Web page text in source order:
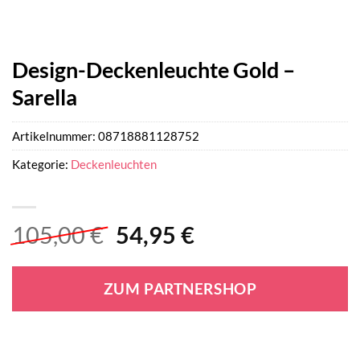
Design-Deckenleuchte Gold –
Sarella
105,00€ Ursprünglicher
war:
105,00 €
54,95 €Aktueller
ist:
54,95 €.
ZUM PARTNERSHOP
Artikelnummer: 08718881128752
Kategorie: Deckenleuchten